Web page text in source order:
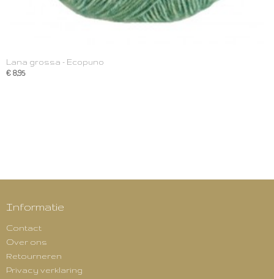
Lana grossa - Ecopuno
€ 8,95
Informatie
Contact
Over ons
Retourneren
Privacy verklaring